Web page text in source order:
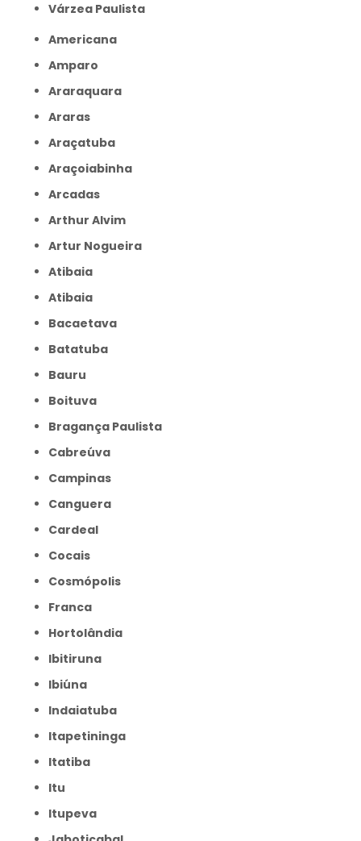
Várzea Paulista
Americana
Amparo
Araraquara
Araras
Araçatuba
Araçoiabinha
Arcadas
Arthur Alvim
Artur Nogueira
Atibaia
Atibaia
Bacaetava
Batatuba
Bauru
Boituva
Bragança Paulista
Cabreúva
Campinas
Canguera
Cardeal
Cocais
Cosmópolis
Franca
Hortolândia
Ibitiruna
Ibiúna
Indaiatuba
Itapetininga
Itatiba
Itu
Itupeva